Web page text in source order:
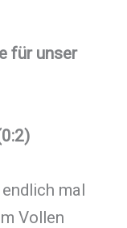
für unser
mal
Vollen